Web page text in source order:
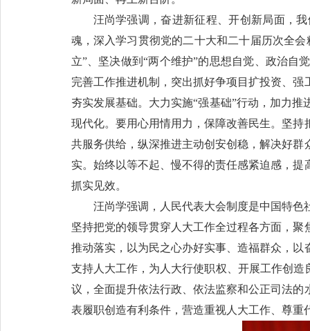
汪尚学强调，奋进新征程、开创新局面，
魂，深入学习贯彻党的二十大和二十届历次全
立”、坚决做到“两个维护”的思想自觉、政治自
完善工作推进机制，突出抓好争项目扩投资、
夯实发展基础。大力实施“强基础”行动，加力
现代化。要用心用情用力，保障改善民生。坚
共服务供给，纵深推进主动创安创稳，解决好
实。始终以等不起、慢不得的责任感紧迫感，
抓实见效。
汪尚学强调，人民代表大会制度是中国特
坚持把党的领导贯穿人大工作全过程各方面，
推动落实，以为民之心办好实事、造福群众，
支持人大工作，为人大行使职权、开展工作创
议，全面提升依法行政、依法监察和公正司法
表履职创造有利条件，营造重视人大工作、尊重